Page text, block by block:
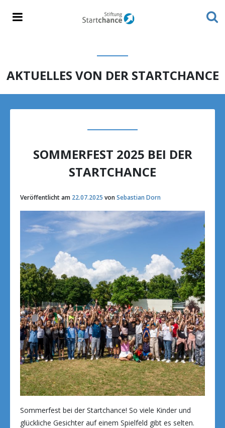
AKTUELLES VON DER STARTCHANCE
SOMMERFEST 2025 BEI DER
STARTCHANCE
Veröffentlicht am 22.07.2025 vonSebastian Dorn
Sommerfest bei der Startchance! So viele Kinder und
glückliche Gesichter auf einem Spielfeld gibt es selten.